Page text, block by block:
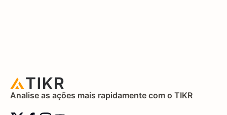
Analise as ações mais rapidamente com o TIKR